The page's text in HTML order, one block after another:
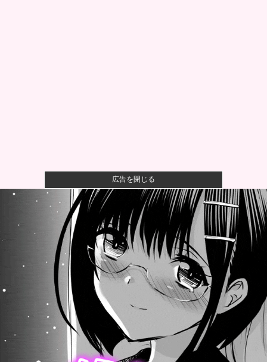
一般作だけどエロいシーンがあって、妙にムラムラし
てしまった作...
【悲報】 幻影旅団の団長さん、激太りすると全てが台
無しになる
【速報】ひろゆき、離婚wwwwww
【画像】キングダムの河了貂、「あったけぇ壁」に引
き続き更に味...
【悲報】親「うちの子にはゲームは買い与えません。
本だけで十分...
ウクライナがモスクワに向けて初の弾道ミサイルを発
射か？！他
高市内閣の方針に反対した自民党議員9人のリストが話
広告を閉じる